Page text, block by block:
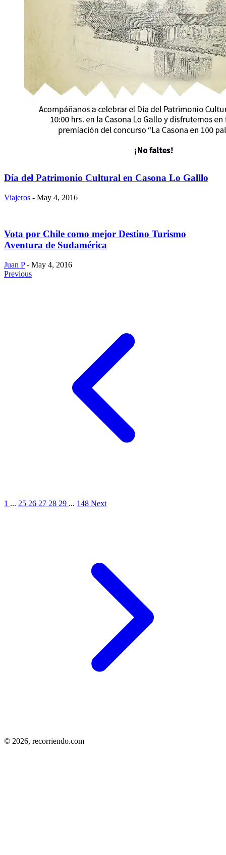
Día del Patrimonio Cultural en Casona Lo Galllo
Viajeros - May 4, 2016
Vota por Chile como mejor Destino Turismo
Aventura de Sudamérica
Juan P - May 4, 2016
Previous
1 ... 25 26 27 28 29 ... 148 Next
© 2026, recorriendo.com